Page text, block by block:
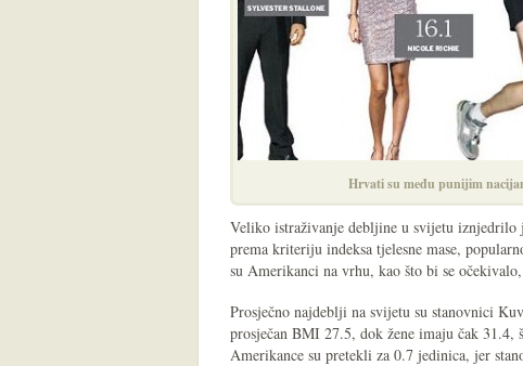
Hrvati su među punijim
Veliko istraživanje debljine u svijetu
prema kriteriju indeksa tjelesne mase,
su Amerikanci na vrhu, kao što bi se
Prosječno najdeblji na svijetu su stanovnici
prosječan BMI 27.5, dok žene imaju čak
Amerikance su pretekli za 0.7 jedinica, jer